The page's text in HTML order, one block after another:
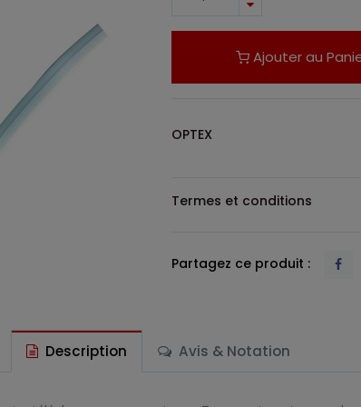
Ajouter au
OPTEX
Termes et conditions
Partagez ce produit :
Description Avis & Notation